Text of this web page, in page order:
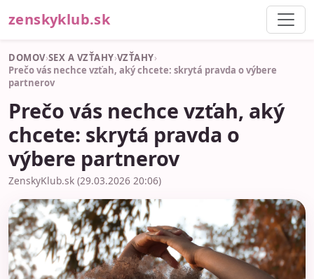
zenskyklub.sk
DOMOV›SEX A VZŤAHY›VZŤAHY›
Prečo vás nechce vzťah, aký chcete: skrytá pravda o výbere
partnerov
Prečo vás nechce vzťah, aký
chcete: skrytá pravda o
výbere partnerov
ZenskyKlub.sk (29.03.2026 20:06)